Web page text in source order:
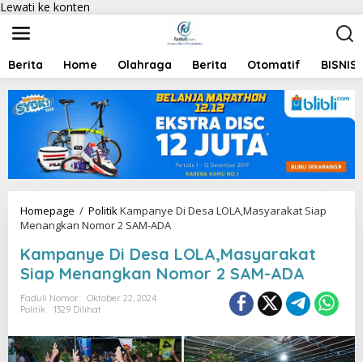
Lewati ke konten
Berita Home Olahraga Berita Otomatif BISNIS
Homepage / PolitikKampanye Di Desa LOLA,Masyarakat Siap
Menangkan Nomor 2 SAM-ADA
Kampanye Di Desa LOLA,Masyarakat
Siap Menangkan Nomor 2 SAM-ADA
Faduli Nomor
Oktober 22, 2024
Politik
1329 Dilihat